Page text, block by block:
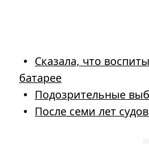
Сказала, что
батарее
Подозрительные
После семи лет